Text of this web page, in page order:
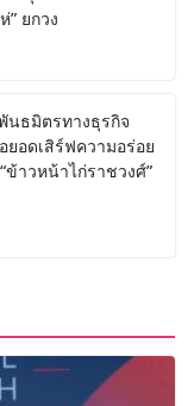
” ยกวง
นธมิตรทางธุรกิจ
อดเสิร์ฟความอร่อย
าวหน้าไก่ราชวงศ์”